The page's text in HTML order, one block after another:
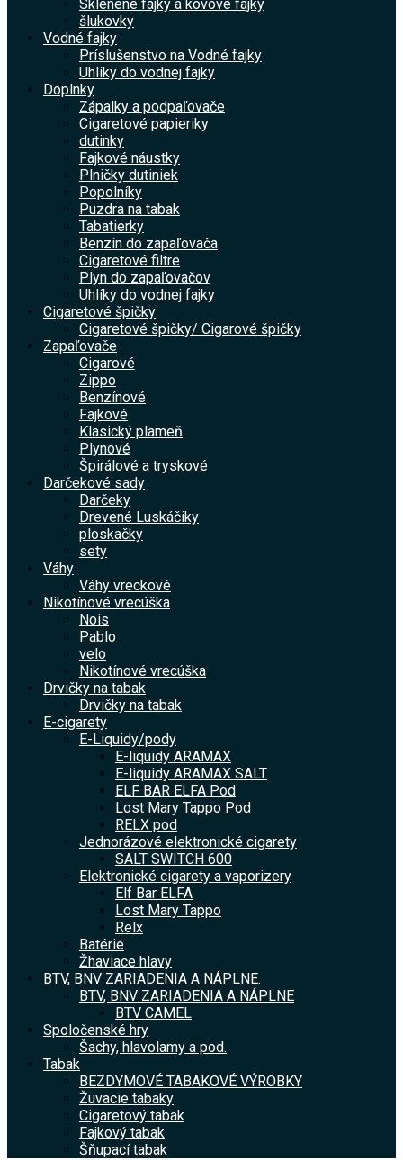
Sklenené fajky a kovové fajky
šlukovky
Vodné fajky
Príslušenstvo na Vodné fajky
Uhlíky do vodnej fajky
Doplnky
Zápalky a podpaľovače
Cigaretové papieriky
dutinky
Fajkové náustky
Plničky dutiniek
Popolníky
Puzdra na tabak
Tabatierky
Benzín do zapaľovača
Cigaretové filtre
Plyn do zapaľovačov
Uhlíky do vodnej fajky
Cigaretové špičky
Cigaretové špičky/ Cigarové špičky
Zapaľovače
Cigarové
Zippo
Benzínové
Fajkové
Klasický plameň
Plynové
Špirálové a tryskové
Darčekové sady
Darčeky
Drevené Luskáčiky
ploskačky
sety
Váhy
Váhy vreckové
Nikotínové vrecúška
Nois
Pablo
velo
Nikotínové vrecúška
Drvičky na tabak
Drvičky na tabak
E-cigarety
E-Liquidy/pody
E-liquidy ARAMAX
E-liquidy ARAMAX SALT
ELF BAR ELFA Pod
Lost Mary Tappo Pod
RELX pod
Jednorázové elektronické cigarety
SALT SWITCH 600
Elektronické cigarety a vaporizery
Elf Bar ELFA
Lost Mary Tappo
Relx
Batérie
Žhaviace hlavy
BTV, BNV ZARIADENIA A NÁPLNE.
BTV, BNV ZARIADENIA A NÁPLNE
BTV CAMEL
Spoločenské hry
Šachy, hlavolamy a pod.
Tabak
BEZDYMOVÉ TABAKOVÉ VÝROBKY
Žuvacie tabaky
Cigaretový tabak
Fajkový tabak
Šňupací tabak